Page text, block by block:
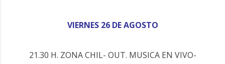
VIERNES 26 DE AGOSTO
21.30 H. ZONA CHIL- OUT. MUSICA EN VIVO-